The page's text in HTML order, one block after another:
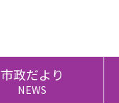
市政だより
NEWS